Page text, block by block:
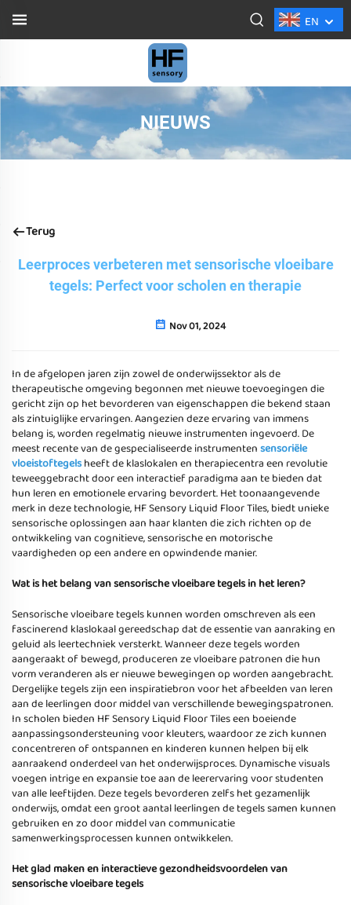
EN
NIEUWS
Terug
Leerproces verbeteren met sensorische vloeibare
tegels: Perfect voor scholen en therapie
Nov 01, 2024
In de afgelopen jaren zijn zowel de onderwijssektor als de
therapeutische omgeving begonnen met nieuwe toevoegingen die
gericht zijn op het bevorderen van eigenschappen die bekend staan
als zintuiglijke ervaringen. Aangezien deze ervaring van immens
belang is, worden regelmatig nieuwe instrumenten ingevoerd. De
meest recente van de gespecialiseerde instrumentensensoriële
vloeistoftegelsheeft de klaslokalen en therapiecentra een revolutie
teweeggebracht door een interactief paradigma aan te bieden dat
hun leren en emotionele ervaring bevordert. Het toonaangevende
merk in deze technologie, HF Sensory Liquid Floor Tiles, biedt unieke
sensorische oplossingen aan haar klanten die zich richten op de
ontwikkeling van cognitieve, sensorische en motorische
vaardigheden op een andere en opwindende manier.
Wat is het belang van sensorische vloeibare tegels in het leren?
Sensorische vloeibare tegels kunnen worden omschreven als een
fascinerend klaslokaal gereedschap dat de essentie van aanraking en
geluid als leertechniek versterkt. Wanneer deze tegels worden
aangeraakt of bewegd, produceren ze vloeibare patronen die hun
vorm veranderen als er nieuwe bewegingen op worden aangebracht.
Dergelijke tegels zijn een inspiratiebron voor het afbeelden van leren
aan de leerlingen door middel van verschillende bewegingspatronen.
In scholen bieden HF Sensory Liquid Floor Tiles een boeiende
aanpassingsondersteuning voor kleuters, waardoor ze zich kunnen
concentreren of ontspannen en kinderen kunnen helpen bij elk
aanraakend onderdeel van het onderwijsproces. Dynamische visuals
voegen intrige en expansie toe aan de leerervaring voor studenten
van alle leeftijden. Deze tegels bevorderen zelfs het gezamenlijk
onderwijs, omdat een groot aantal leerlingen de tegels samen kunnen
gebruiken en zo door middel van communicatie
samenwerkingsprocessen kunnen ontwikkelen.
Het glad maken en interactieve gezondheidsvoordelen van
sensorische vloeibare tegels